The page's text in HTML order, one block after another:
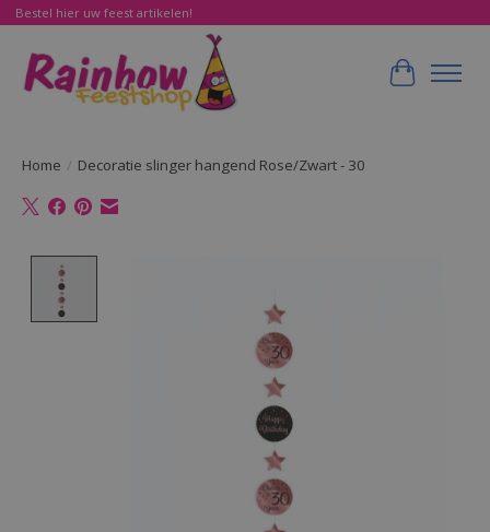
Bestel hier uw feest artikelen!
Home / Decoratie slinger hangend Rose/Zwart - 30